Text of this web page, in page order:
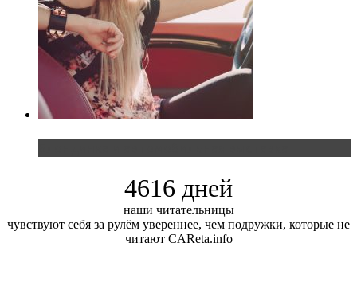
4616 дней
наши читательницы
чувствуют себя за рулём увереннее, чем подружки, которые не
читают CAReta.info